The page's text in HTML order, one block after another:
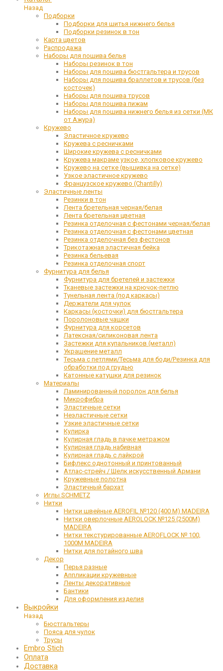
Назад
Подборки
Подборки для шитья нижнего белья
Подборки резинок в тон
Карта цветов
Распродажа
Наборы для пошива белья
Наборы резинок в тон
Наборы для пошива бюстгальтера и трусов
Наборы для пошива браллетов и трусов (без
косточек)
Наборы для пошива трусов
Наборы для пошива пижам
Наборы для пошива нижнего белья из сетки (МК
от Ажура)
Кружево
Эластичное кружево
Кружева с ресничками
Широкие кружева с ресничками
Кружева макраме узкое, хлопковое кружево
Кружево на сетке (вышивка на сетке)
Узкое эластичное кружево
Французское кружево (Chantilly)
Эластичные ленты
Резинки в тон
Лента бретельная черная/белая
Лента бретельная цветная
Резинка отделочная с фестонами черная/белая
Резинка отделочная с фестонами цветная
Резинка отделочная без фестонов
Трикотажная эластичная бейка
Резинка бельевая
Резинка отделочная спорт
Фурнитура для белья
Фурнитура для бретелей и застежки
Тканевые застежки на крючок-петлю
Тунельная лента (под каркасы)
Держатели для чулок
Каркасы (косточки) для бюстгальтера
Поролоновые чашки
Фурнитура для корсетов
Латексная/силиконовая лента
Застежки для купальников (металл)
Украшение металл
Тесьма с петлями/Тесьма для боди/Резинка для
обработки под грудью
Катонные катушки для резинок
Материалы
Ламинированный поролон для белья
Микрофибра
Эластичные сетки
Неэластичные сетки
Узкие эластичные сетки
Кулирка
Кулирная гладь в пачке метражом
Кулирная гладь набивная
Кулирная гладь с лайкрой
Бифлекс однотонный и принтованный
Атлас-стрейч / Шелк искусственный Армани
Кружевные полотна
Эластичный бархат
Иглы SCHMETZ
Нитки
Нитки швейные AEROFIL №120 (400 М) MADEIRA
Нитки оверлочные AEROLOCK №125 (2500М)
MADEIRA
Нитки текстурированные AEROFLOCK № 100,
1000М MADEIRA
Нитки для потайного шва
Декор
Перья разные
Аппликации кружевные
Ленты декоративные
Бантики
Для оформления изделия
Выкройки
Назад
Бюстгальтеры
Пояса для чулок
Трусы
Embro Stich
Оплата
Доставка